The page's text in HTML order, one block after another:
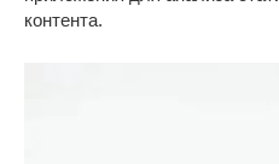
контента.